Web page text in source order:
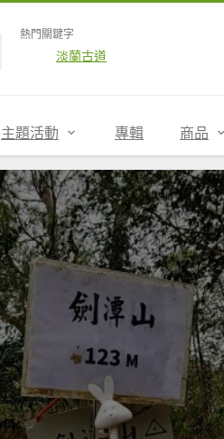
熱門關鍵字
淡蘭古道
主題活動 專輯 商品